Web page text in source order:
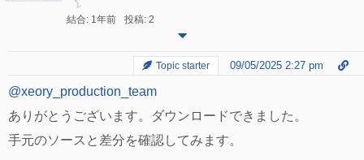
結合: 1年前 投稿: 2
Topic starter 09/05/2025 2:27 pm
@xeory_production_team
ありがとうございます。ダウンロードできました。
手元のソースと差分を確認してみます。